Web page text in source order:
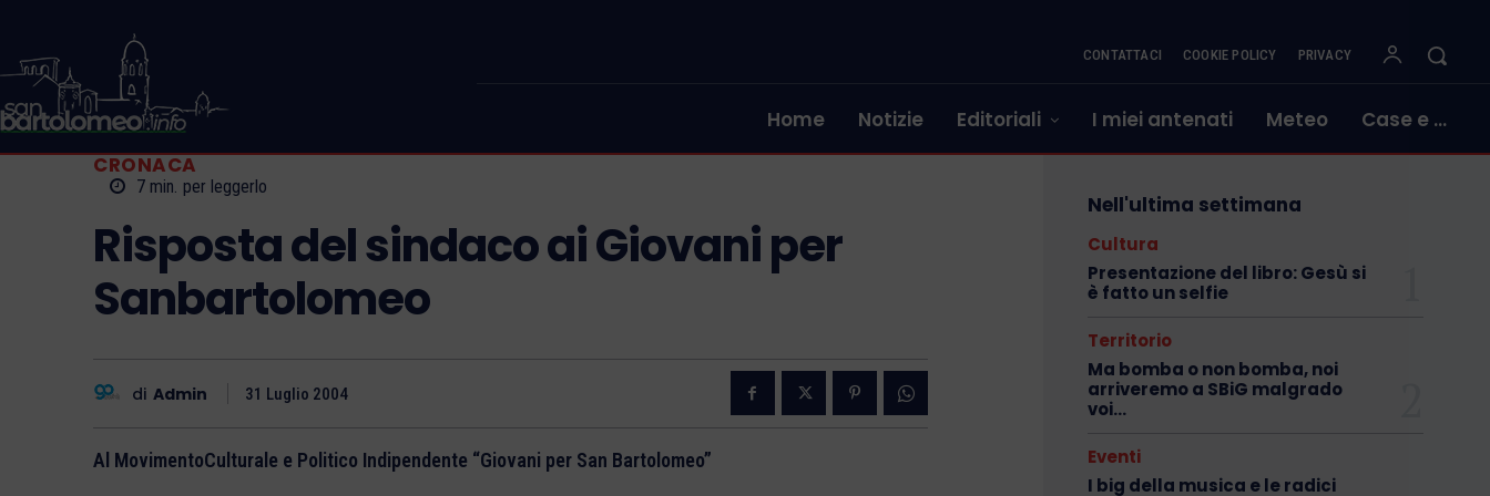
CONTATTACI COOKIE POLICY PRIVACY
Home Notizie Editoriali I miei antenati Meteo
Case e …
CRONACA
7 min. per leggerlo
Risposta del sindaco ai Giovani per
Sanbartolomeo
di Admin 31 Luglio 2004
Al MovimentoCulturale e Politico Indipendente “Giovani per San Bartolomeo”
Nell'ultima settimana
Cultura
Presentazione del libro: Gesù si
è fatto un selfie
Territorio
Ma bomba o non bomba, noi
arriveremo a SBiG malgrado
voi…
Eventi
I big della musica e le radici